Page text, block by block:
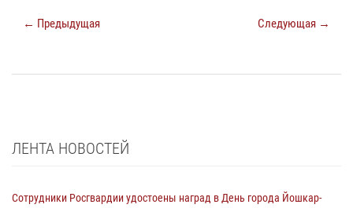
← Предыдущая Следующая →
ЛЕНТА НОВОСТЕЙ
Сотрудники Росгвардии удостоены наград в День города Йошкар-